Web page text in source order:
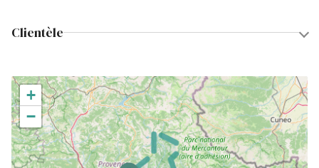
Clientèle
+
−